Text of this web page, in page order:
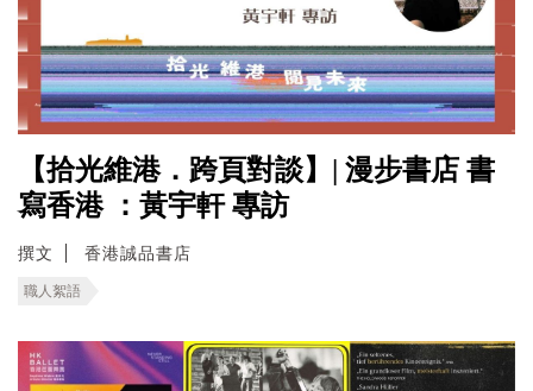
【拾光維港．跨頁對談】| 漫步書店 書
寫香港 ：黃宇軒 專訪
撰文 香港誠品書店
職人絮語